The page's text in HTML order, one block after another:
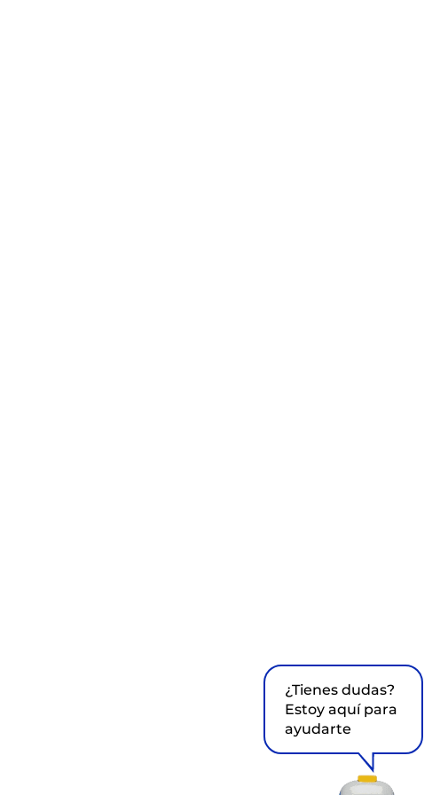
¿Tienes dudas?
Estoy aquí para
ayudarte